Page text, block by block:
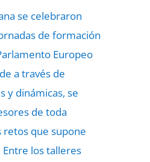
se celebraron
de formación
Europeo
a través de
y dinámicas, se
de toda
retos que supone
los talleres